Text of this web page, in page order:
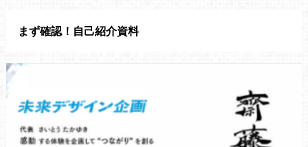
まず確認！自己紹介資料